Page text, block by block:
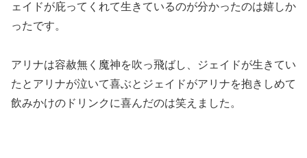
ェイドが庇ってくれて生きているのが分かったのは嬉しか
ったです。
アリナは容赦無く魔神を吹っ飛ばし、ジェイドが生きてい
たとアリナが泣いて喜ぶとジェイドがアリナを抱きしめて
飲みかけのドリンクに喜んだのは笑えました。